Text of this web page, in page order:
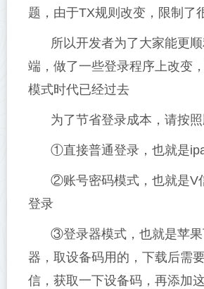
题，由于TX规则改变，限制了
所以开发者为了大家能更
端，做了一些登录程序上改变
模式时代已经过去
为了节省登录成本，请按
①直接普通登录，也就是
②账号密码模式，也就是V
登录
③登录器模式，也就是苹
器，取设备码用的，下载后需
信，获取一下设备码，再添加